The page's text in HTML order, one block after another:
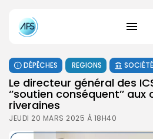
DÉPÊCHES REGIONS SOCIÉTÉ
Le directeur général des
‘’soutien conséquent’’
riveraines
JEUDI 20 MARS 2025 À 18H40